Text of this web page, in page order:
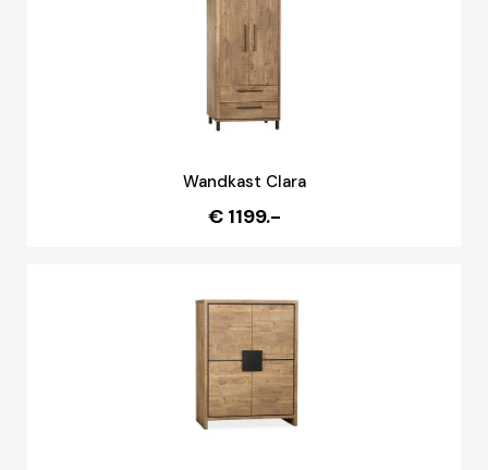
Wandkast Clara
€ 1199.-